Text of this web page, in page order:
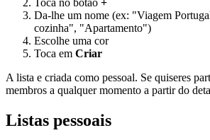
Toca no botao +
Da-lhe um nome (ex: "Viagem
cozinha", "Apartamento")
Escolhe uma cor
Toca em Criar
A lista e criada como pessoal. Se quiseres
membros a qualquer momento a partir do
Listas pessoais